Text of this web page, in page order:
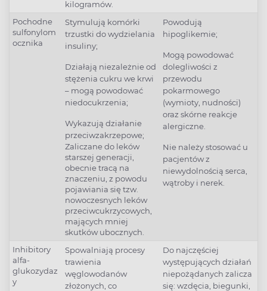
kilogramów.
Pochodne
sulfonylom
ocznika
Stymulują komórki
trzustki do wydzielania
insuliny;
Działają niezależnie od
stężenia cukru we krwi
– mogą powodować
niedocukrzenia;
Wykazują działanie
przeciwzakrzepowe;
Zaliczane do leków
starszej generacji,
obecnie tracą na
znaczeniu, z powodu
pojawiania się tzw.
nowoczesnych leków
przeciwcukrzycowych,
mających mniej
skutków ubocznych.
Powodują
hipoglikemie;
Mogą powodować
dolegliwości z
przewodu
pokarmowego
(wymioty, nudności)
oraz skórne reakcje
alergiczne.
Nie należy stosować u
pacjentów z
niewydolnością serca,
wątroby i nerek.
Inhibitory
alfa-
glukozydaz
y
Spowalniają procesy
trawienia
węglowodanów
złożonych, co
Do najczęściej
występujących działań
niepożądanych zalicza
się: wzdęcia, biegunki,